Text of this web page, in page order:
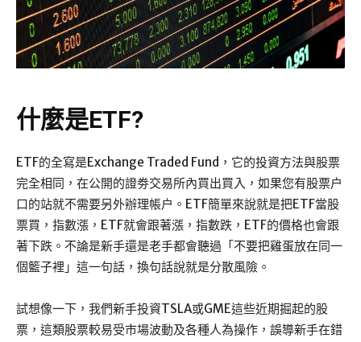
什麼是ETF?
ETF的全寫是Exchange Traded Fund，它的投資方法與股票
完全相同，在公開的證劵交易所內買出買入，如果您有股票户
口的站就不需要另外辦理帳户。ETF簡單來說就是把ETF當股
票買，指數漲，ETF就會跟著漲，指數跌，ETF的價格也會跟
著下跌。不論是新手還是老手都會聽過「不要把雞蛋放在同一
個籃子裡」這一句話，換句話說就是分散風險。
試想像一下，我們新手投資TSLA或GME這些近期掘起的股
票，這類股票較易受市場波動及各種人為操作，誤導新手在錯